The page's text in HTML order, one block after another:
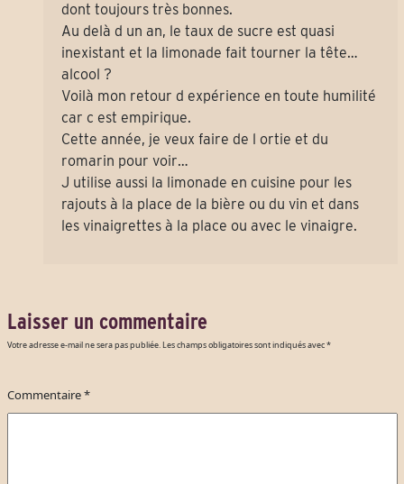
dont toujours très bonnes.
Au delà d un an, le taux de sucre est quasi
inexistant et la limonade fait tourner la tête…
alcool ?
Voilà mon retour d expérience en toute humilité
car c est empirique.
Cette année, je veux faire de l ortie et du
romarin pour voir…
J utilise aussi la limonade en cuisine pour les
rajouts à la place de la bière ou du vin et dans
les vinaigrettes à la place ou avec le vinaigre.
Laisser un commentaire
Votre adresse e-mail ne sera pas publiée.Les champs obligatoires sont indiqués avec*
Commentaire*